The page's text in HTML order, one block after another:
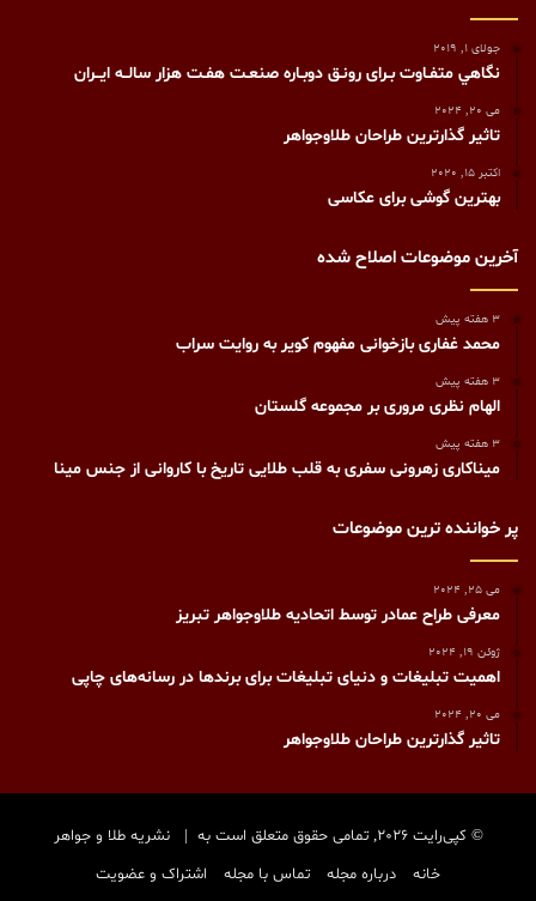
جولای 1, 2019
نگاهي متفـاوت بـرای رونـق دوبـاره صنعـت هفـت هزار سالــه ايــران
می 20, 2024
تاثیر گذارترین طراحان طلاوجواهر
اکتبر 15, 2020
بهترین گوشی برای عکاسی
آخرین موضوعات اصلاح شده
3 هفته پیش
محمد غفاری بازخوانی مفهوم کویر به روایت سراب
3 هفته پیش
الهام نظری مروری بر مجموعه گلستان
3 هفته پیش
میناکاری زهرونی سفری به قلب طلایی تاریخ با کاروانی از جنس مینا
پر خواننده ترین موضوعات
می 25, 2024
معرفی طراح عمادر توسط اتحادیه طلاوجواهر تبریز
ژوئن 19, 2024
اهمیت تبلیغات و دنیای تبلیغات برای برندها در رسانه‌های چاپی
می 20, 2024
تاثیر گذارترین طراحان طلاوجواهر
© کپی‌رایت 2026, تمامی حقوق متعلق است به |
نشریه طلا و جواهر
خانه
درباره مجله تماس با مجله اشتراک و عضویت